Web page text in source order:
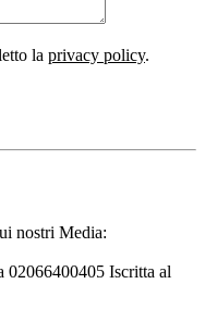
la privacy policy.
nostri Media:
Iscritta al